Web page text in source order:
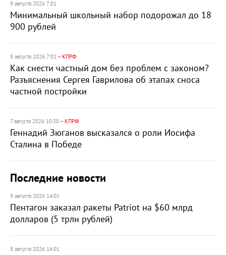
9 августа 2026 7:01
Минимальный школьный набор подорожал до 18
900 рублей
8 августа 2026 7:01 – КПРФ
Как снести частный дом без проблем с законом?
Разъяснения Сергея Гаврилова об этапах сноса
частной постройки
7 августа 2026 10:30 – КПРФ
Геннадий Зюганов высказался о роли Иосифа
Сталина в Победе
Последние новости
9 августа 2026 14:01
Пентагон заказал ракеты Patriot на $60 млрд
долларов (5 трлн рублей)
8 августа 2026 14:01